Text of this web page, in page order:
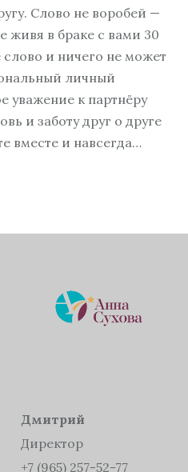
Слово не воробей —
живя в браке с вами 30
и ничего не может
личный
уважение к партнёру
и заботу друг о друге
вместе и навсегда…
Дмитрий
Директор
+7 (965) 257-52-77